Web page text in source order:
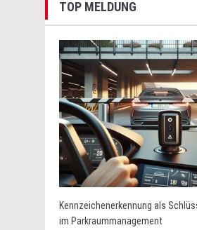
TOP MELDUNG
Kennzeichenerkennung als
im Parkraummanagement